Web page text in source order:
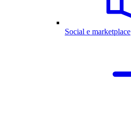
Social e marketplace